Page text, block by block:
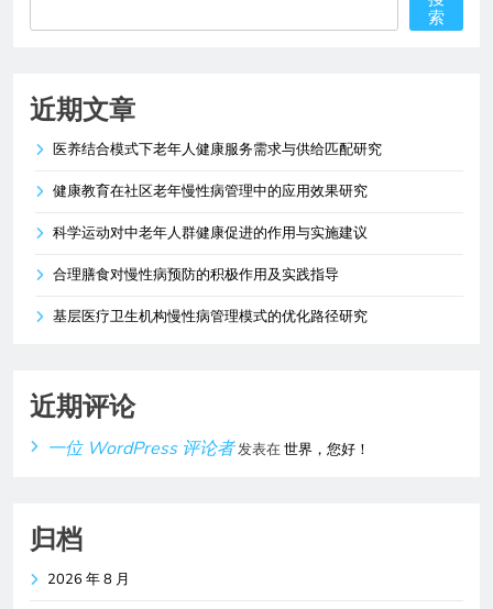
索
近期文章
医养结合模式下老年人健康服务需求与供给匹配研究
健康教育在社区老年慢性病管理中的应用效果研究
科学运动对中老年人群健康促进的作用与实施建议
合理膳食对慢性病预防的积极作用及实践指导
基层医疗卫生机构慢性病管理模式的优化路径研究
近期评论
一位 WordPress 评论者发表在世界，您好！
归档
2026 年 8 月